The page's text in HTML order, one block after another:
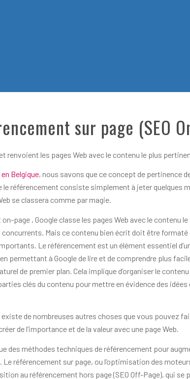
sur page (SEO
renvoient les pages Web avec le contenu le plus
Belgique, nous savons que ce concept de pertinence
le référencement consiste simplement à jeter quelques
se classera comme par magie.
page , Google classe les pages Web avec le contenu
concurrents. Mais ce contenu bien écrit doit être
Le référencement est un élément essentiel
permettant à Google de lire et de comprendre plus
de premier plan. Cela implique d’organiser le
clés du contenu pour mettre en évidence des idées
existe de nombreuses autres choses que vous pouvez
de l’importance et de la valeur avec une page Web.
des méthodes techniques de référencement pour
référencement sur page, ou l’optimisation des
au référencement hors page (SEO Off-Page), qui se